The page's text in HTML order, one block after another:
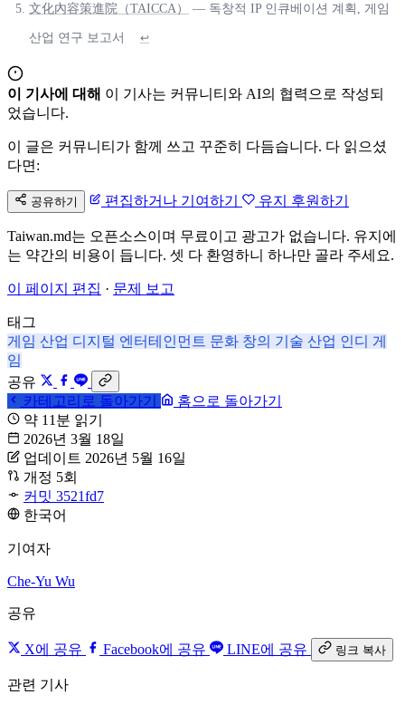
文化內容策進院（TAICCA） — 독창적 IP 인큐베이션 계획, 게임
산업 연구 보고서 ↩
이 기사에 대해 이 기사는 커뮤니티와 AI의 협력으로 작성되
었습니다.
이 글은 커뮤니티가 함께 쓰고 꾸준히 다듬습니다. 다 읽으셨
다면:
공유하기 편집하거나 기여하기 유지 후원하기
Taiwan.md는 오픈소스이며 무료이고 광고가 없습니다. 유지에
는 약간의 비용이 듭니다. 셋 다 환영하니 하나만 골라 주세요.
이 페이지 편집 · 문제 보고
태그
게임 산업 디지털 엔터테인먼트 문화 창의 기술 산업 인디 게
임
공유
카테고리로 돌아가기
홈으로 돌아가기
약 11분 읽기
2026년 3월 18일
업데이트 2026년 5월 16일
개정 5회
커밋 3521fd7
한국어
기여자
Che-Yu Wu
공유
X에 공유 Facebook에 공유 LINE에 공유 링크 복사
관련 기사